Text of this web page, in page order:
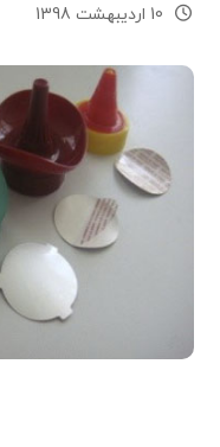
10 اردیبهشت 1398